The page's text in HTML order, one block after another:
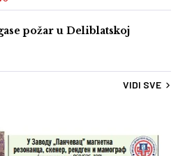
požar u Deliblatskoj
VIDI SVE